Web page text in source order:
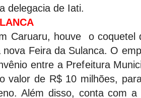
delegacia de Iati.
Caruaru, houve o coquetel
nova Feira da Sulanca. O
entre a Prefeitura
valor de R$ 10 milhões,
Além disso, conta com